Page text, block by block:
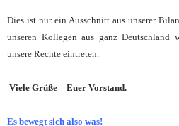
Dies ist nur ein Ausschnitt aus unserer
unseren Kollegen aus ganz Deutschland
unsere Rechte eintreten.
Viele Grüße – Euer Vorstand.
Es bewegt sich also was!